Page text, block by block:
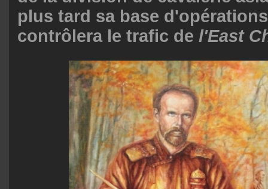
plus tard sa base
contrôlera le trafic de l'East